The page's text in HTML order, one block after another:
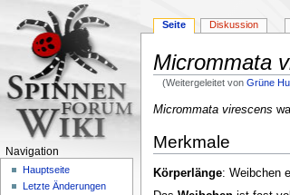
Micrommata
(Weitergeleitet vonGrüne
Zur
springen
Zur
springen
Micrommata virescens
Merkmale
Körperlänge: Weibchen
Seite Diskussion
Navigation
Hauptseite
Letzte Änderungen